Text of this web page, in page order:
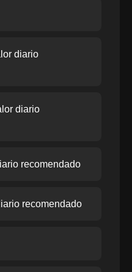
diario
diario
recomendado
recomendado